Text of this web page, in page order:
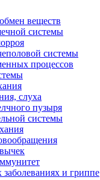
веществ
системы
системы
процессов
слуха
пузыря
системы
и гриппе